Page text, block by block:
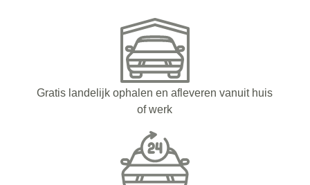
Gratis landelijk ophalen en afleveren vanuit huis
of werk